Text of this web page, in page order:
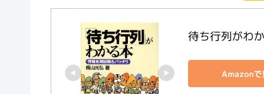
待ち行列がわ
Amazonで